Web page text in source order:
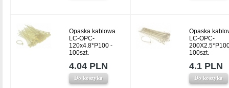
Opaska kablowa
LC-OPC-
120x4.8*P100 -
100szt.
4.04 PLN
Do koszyka
Opaska
LC-OPC-
100szt.
4.1 PLN
Do koszyka